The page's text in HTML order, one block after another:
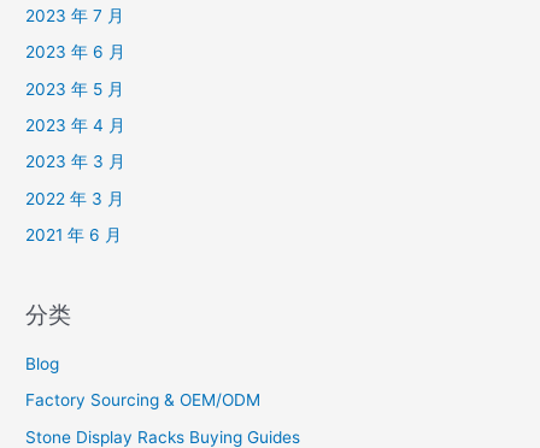
2023 年 7 月
2023 年 6 月
2023 年 5 月
2023 年 4 月
2023 年 3 月
2022 年 3 月
2021 年 6 月
分类
Blog
Factory Sourcing & OEM/ODM
Stone Display Racks Buying Guides